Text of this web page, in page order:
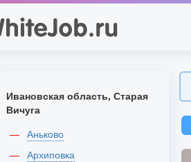
Ивановская область, Старая
Вичуга
Аньково
Архиповка